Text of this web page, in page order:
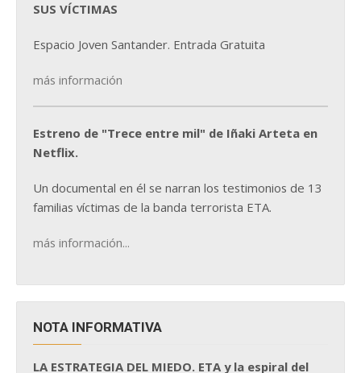
SUS VÍCTIMAS
Espacio Joven Santander. Entrada Gratuita
más información
Estreno de "Trece entre mil" de Iñaki Arteta en
Netflix.
Un documental en él se narran los testimonios de 13
familias víctimas de la banda terrorista ETA.
más información...
NOTA INFORMATIVA
LA ESTRATEGIA DEL MIEDO. ETA y la espiral del